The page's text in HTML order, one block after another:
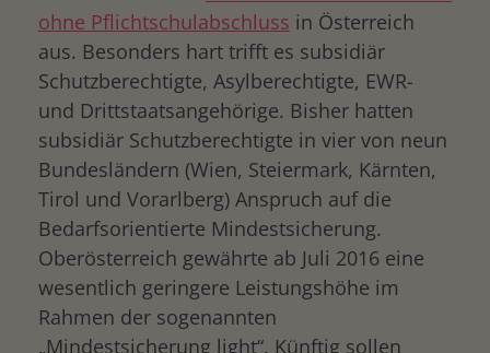
ohne Pflichtschulabschluss in Österreich
aus. Besonders hart trifft es subsidiär
Schutzberechtigte, Asylberechtigte, EWR-
und Drittstaatsangehörige. Bisher hatten
subsidiär Schutzberechtigte in vier von neun
Bundesländern (Wien, Steiermark, Kärnten,
Tirol und Vorarlberg) Anspruch auf die
Bedarfsorientierte Mindestsicherung.
Oberösterreich gewährte ab Juli 2016 eine
wesentlich geringere Leistungshöhe im
Rahmen der sogenannten
„Mindestsicherung light“. Künftig sollen